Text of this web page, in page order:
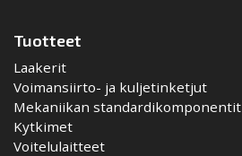
Tuotteet
Laakerit
Voimansiirto- ja kuljetinketjut
Mekaniikan standardikomponentit
Kytkimet
Voitelulaitteet